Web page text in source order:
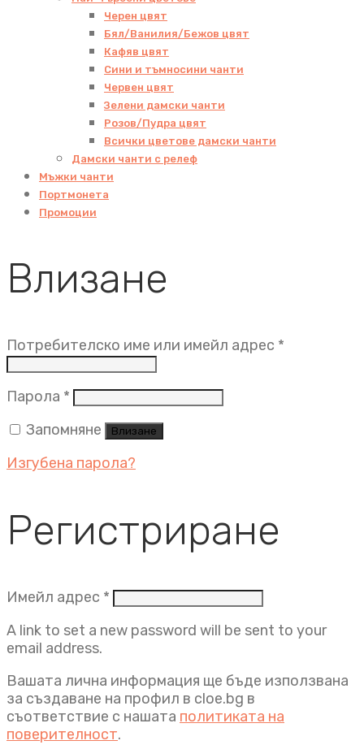
Черен цвят
Бял/Ванилия/Бежов цвят
Кафяв цвят
Сини и тъмносини чанти
Червен цвят
Зелени дамски чанти
Розов/Пудра цвят
Всички цветове дамски чанти
Дамски чанти с релеф
Мъжки чанти
Портмонета
Промоции
Влизане
Потребителско име или имейл адрес *
Парола * Задължително
Запомняне
Влизане
Изгубена парола?
Регистриране
Имейл адрес * Задължително
A link to set a new password will be sent to your
email address.
Вашата лична информация ще бъде използвана
за създаване на профил в cloe.bg в
съответствие с нашата политиката на
поверителност.